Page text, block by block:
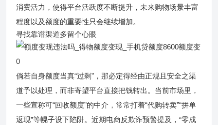
消费活力，使得平台活跃度不断提升，未来购物场景丰富
程度以及额度的重要性只会继续增加。
寻找靠谱渠道多留个心眼
倘若自身额度当真“过剩”，那必定得经由正规且安全之渠
道予以处理，而非寄望平台直接把钱转出。当前市场里，
一些宣称可“回收额度”的中介，常常打着“代购转卖”“拼单
返现”等幌子设下陷阱。近期电商反欺诈预警提及，“零成